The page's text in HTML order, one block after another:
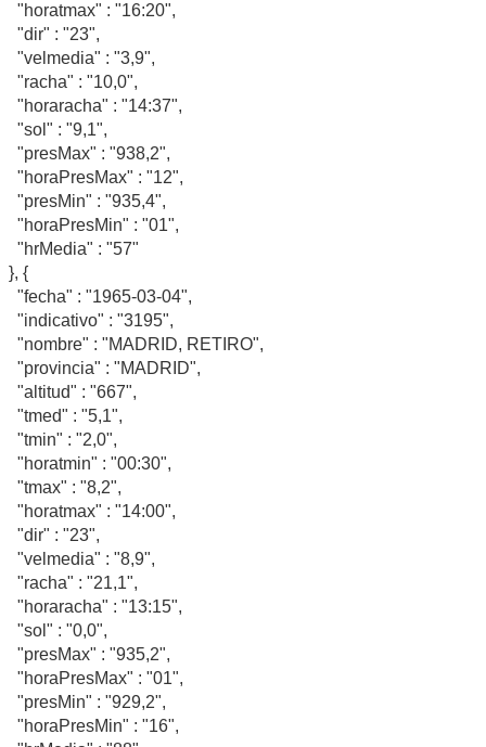
"horatmax" : "16:20",
"dir" : "23",
"velmedia" : "3,9",
"racha" : "10,0",
"horaracha" : "14:37",
"sol" : "9,1",
"presMax" : "938,2",
"horaPresMax" : "12",
"presMin" : "935,4",
"horaPresMin" : "01",
"hrMedia" : "57"
}, {
"fecha" : "1965-03-04",
"indicativo" : "3195",
"nombre" : "MADRID, RETIRO",
"provincia" : "MADRID",
"altitud" : "667",
"tmed" : "5,1",
"tmin" : "2,0",
"horatmin" : "00:30",
"tmax" : "8,2",
"horatmax" : "14:00",
"dir" : "23",
"velmedia" : "8,9",
"racha" : "21,1",
"horaracha" : "13:15",
"sol" : "0,0",
"presMax" : "935,2",
"horaPresMax" : "01",
"presMin" : "929,2",
"horaPresMin" : "16",